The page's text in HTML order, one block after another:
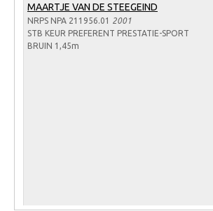
Informatie aan je paard of pony toevoegen
Onze fokkerij
MAARTJE VAN DE STEEGEIND
NRPS NPA 211956.01 2001
STB KEUR PREFERENT PRESTATIE-SPORT
BRUIN 1,45m